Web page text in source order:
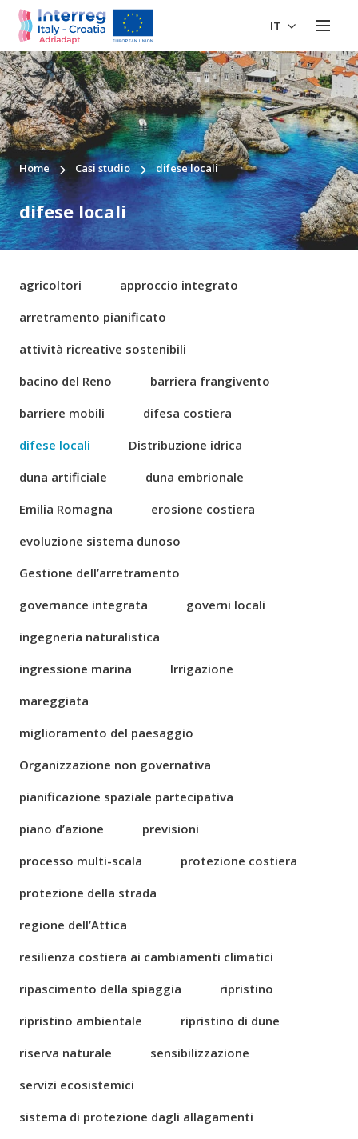
IT
Home Casi studio difese locali
difese locali
agricoltori
approccio integrato
arretramento pianificato
attività ricreative sostenibili
bacino del Reno
barriera frangivento
barriere mobili
difesa costiera
difese locali
Distribuzione idrica
duna artificiale
duna embrionale
Emilia Romagna
erosione costiera
evoluzione sistema dunoso
Gestione dell’arretramento
governance integrata
governi locali
ingegneria naturalistica
ingressione marina
Irrigazione
mareggiata
miglioramento del paesaggio
Organizzazione non governativa
pianificazione spaziale partecipativa
piano d’azione
previsioni
processo multi-scala
protezione costiera
protezione della strada
regione dell’Attica
resilienza costiera ai cambiamenti climatici
ripascimento della spiaggia
ripristino
ripristino ambientale
ripristino di dune
riserva naturale
sensibilizzazione
servizi ecosistemici
sistema di protezione dagli allagamenti